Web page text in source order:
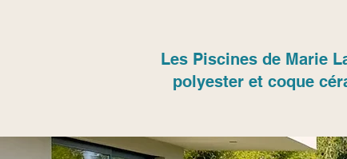
Les Piscines de Marie
polyester et coque